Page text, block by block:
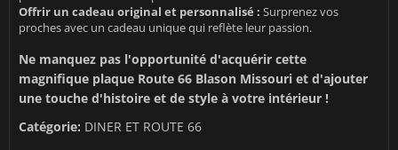
Offrir un cadeau original et personnalisé : Surprenez vos
proches avec un cadeau unique qui reflète leur passion.
Ne manquez pas l'opportunité d'acquérir cette
magnifique plaque Route 66 Blason Missouri et d'ajouter
une touche d'histoire et de style à votre intérieur !
Catégorie: DINER ET ROUTE 66